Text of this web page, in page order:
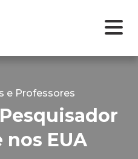
e Professores
EUA